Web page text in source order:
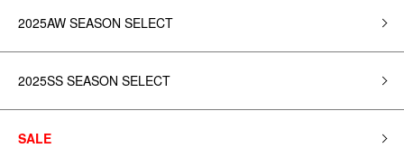
2025AW SEASON SELECT
2025SS SEASON SELECT
SALE